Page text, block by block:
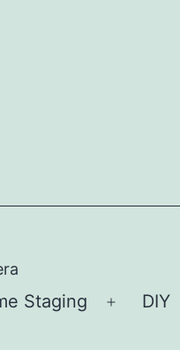
Staging
Abrir
DIY